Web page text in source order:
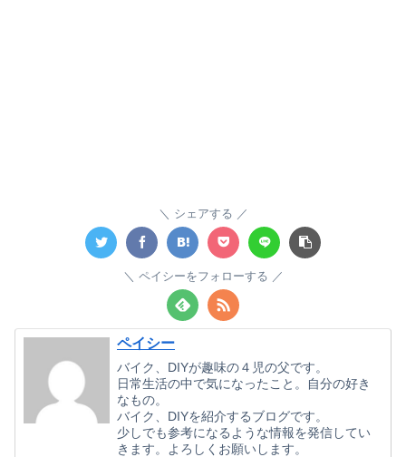
シェアする
ペイシーをフォローする
ペイシー
バイク、DIYが趣味の４児の父です。
日常生活の中で気になったこと。自分の好き
なもの。
バイク、DIYを紹介するブログです。
少しでも参考になるような情報を発信してい
きます。よろしくお願いします。